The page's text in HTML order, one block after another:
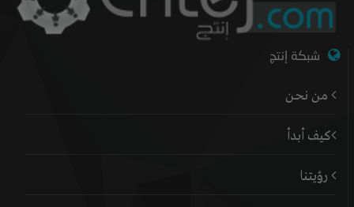
شبكة إنتج
من نحن
كيف أبدأ
رؤيتنا